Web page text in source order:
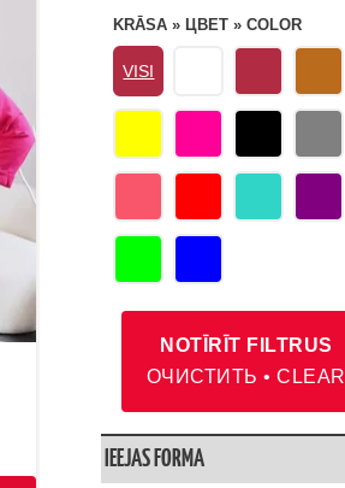
KRĀSA » ЦВЕТ » COLOR
NOTĪRĪT FILTRUS
ОЧИСТИТЬ • CLEAR
IEEJAS FORMA